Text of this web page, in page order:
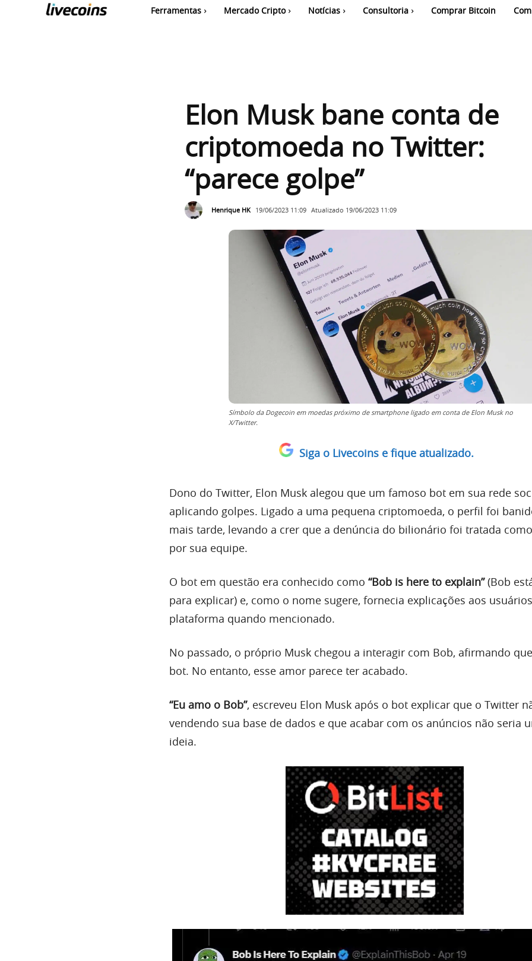
Ferramentas Mercado Cripto Notícias Consultoria Comprar Bitcoin
Elon Musk bane conta de
criptomoeda no Twitter:
“parece golpe”
Henrique HK 19/06/2023 11:09 Atualizado 19/06/2023 11:09
Símbolo da Dogecoin em moedas próximo de smartphone ligado em conta de Elon Musk no
X/Twitter.
Siga o Livecoins e fique atualizado.
Dono do Twitter, Elon Musk alegou que um famoso bot em sua rede
aplicando golpes. Ligado a uma pequena criptomoeda, o perfil foi
mais tarde, levando a crer que a denúncia do bilionário foi tratada
por sua equipe.
O bot em questão era conhecido como “Bob is here to explain”(Bob
para explicar) e, como o nome sugere, fornecia explicações aos
plataforma quando mencionado.
No passado, o próprio Musk chegou a interagir com Bob, afirmando
bot. No entanto, esse amor parece ter acabado.
“Eu amo o Bob”, escreveu Elon Musk após o bot explicar que o Twitter
vendendo sua base de dados e que acabar com os anúncios não seria
ideia.